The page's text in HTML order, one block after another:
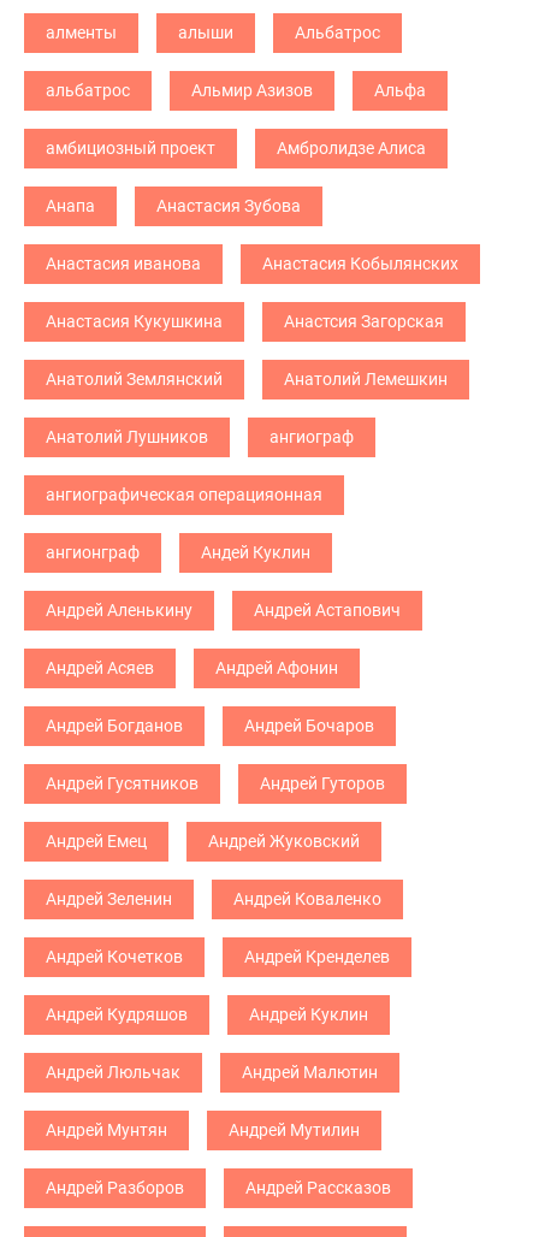
алменты алыши Альбатрос
альбатрос Альмир Азизов Альфа
амбициозный проект Амбролидзе Алиса
Анапа Анастасия Зубова
Анастасия иванова Анастасия Кобылянских
Анастасия Кукушкина Анастсия Загорская
Анатолий Землянский Анатолий Лемешкин
Анатолий Лушников ангиограф
ангиографическая операцияонная
ангионграф Андей Куклин
Андрей Аленькину Андрей Астапович
Андрей Асяев Андрей Афонин
Андрей Богданов Андрей Бочаров
Андрей Гусятников Андрей Гуторов
Андрей Емец Андрей Жуковский
Андрей Зеленин Андрей Коваленко
Андрей Кочетков Андрей Кренделев
Андрей Кудряшов Андрей Куклин
Андрей Люльчак Андрей Малютин
Андрей Мунтян Андрей Мутилин
Андрей Разборов Андрей Рассказов